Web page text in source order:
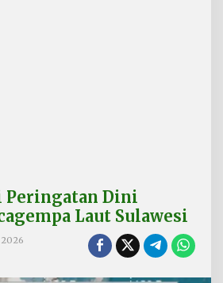
Peringatan Dini
Laut Sulawesi
2026